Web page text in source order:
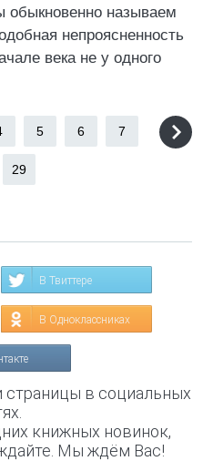
обыкновенно называем
непроясненность
века не у одного
5 6 7
29
В Твиттере
В Одноклассниках
в социальных
книжных новинок,
Мы ждём Вас!